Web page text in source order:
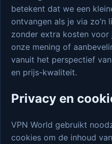
betekent dat we een
ontvangen als je via zo’n
zonder extra kosten
onze mening of
vanuit het perspectief
en prijs-kwaliteit.
Privacy en
VPN World gebruikt
cookies om de inhoud